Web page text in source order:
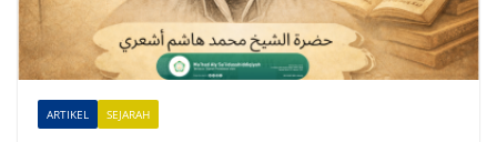
t
i
v
ARTIKEL SEJARAH